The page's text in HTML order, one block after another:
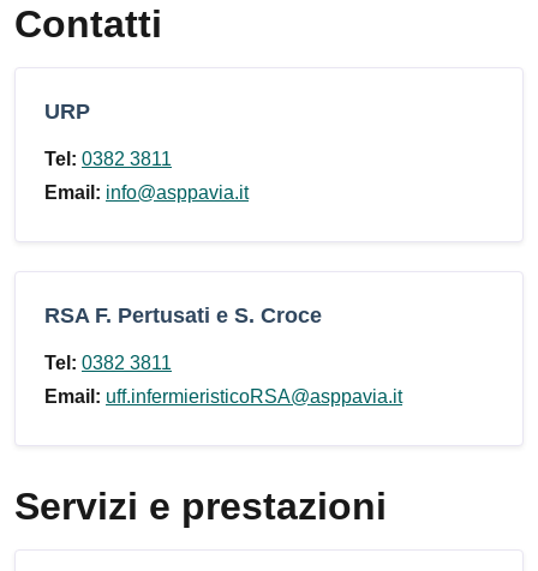
Contatti
URP
Tel: 0382 3811
Email: info@asppavia.it
RSA F. Pertusati e S. Croce
Tel: 0382 3811
Email: uff.infermieristicoRSA@asppavia.it
Servizi e prestazioni